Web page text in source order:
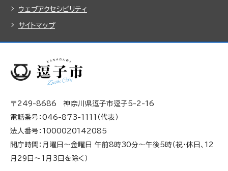
ウェブアクセシビリティ
サイトマップ
〒249-8686 神奈川県逗子市逗子5-2-16
電話番号：046-873-1111（代表）
法人番号：1000020142085
開庁時間：月曜日～金曜日 午前8時30分～午後5時（祝・休日、12
月29日～1月3日を除く）